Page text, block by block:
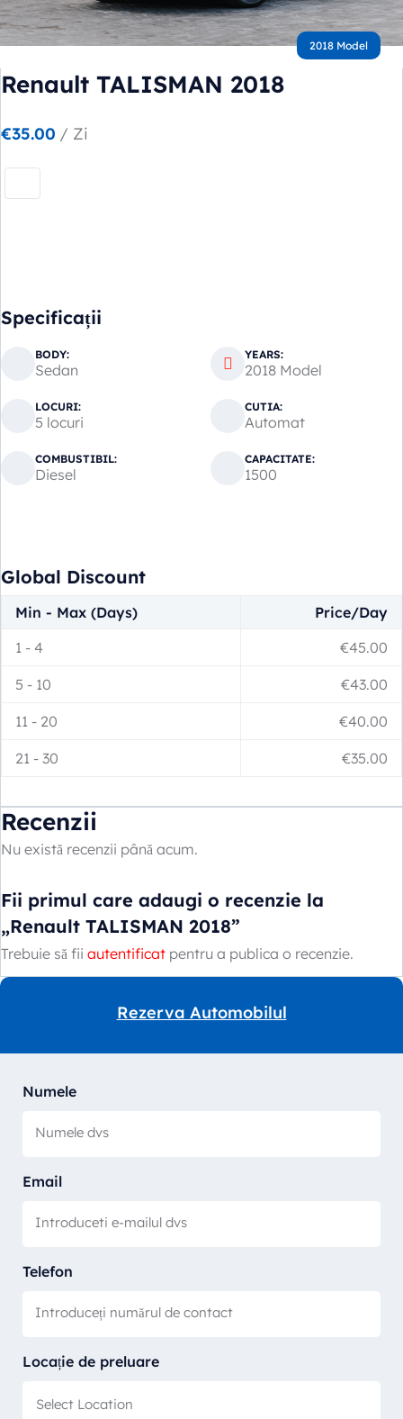
Sedan
2018 Model
Renault TALISMAN 2018
€35.00 / Zi
Specificații
BODY:
Sedan
YEARS:
2018 Model
LOCURI:
5 locuri
CUTIA:
Automat
COMBUSTIBIL:
Diesel
CAPACITATE:
1500
Global Discount
Min - Max (Days)
Price/Day
1 - 4 €45.00
5 - 10 €43.00
11 - 20 €40.00
21 - 30 €35.00
Recenzii
Nu există recenzii până acum.
Fii primul care adaugi o recenzie la
„Renault TALISMAN 2018”
Trebuie să fii autentificat pentru a publica o recenzie.
Rezerva Automobilul
Numele
Email
Telefon
Locație de preluare